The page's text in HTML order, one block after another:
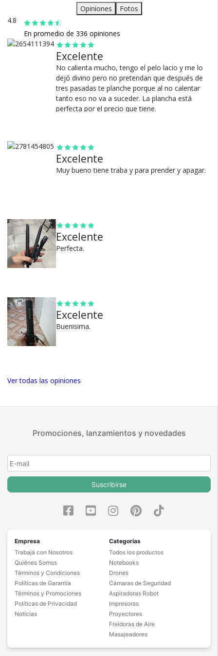
Opiniones
Fotos
4.8
En promedio de 336 opiniones
Excelente
No calienta mucho, tengo el pelo lacio y me lo
dejó divino pero no pretendan que después de
tres pasadas te planche porque al no calentar
tanto eso no va a suceder. La plancha está
perfecta por el precio que tiene.
Excelente
Muy bueno tiene traba y para prender y apagar.
Excelente
Perfecta.
Excelente
Buenisima.
Ver todas las opiniones
Cambios y Devoluciones
Te damos 30 días de prueba.
Si no es lo que esperabas, te devolvemos tu
100% de calificaciones
Más de 15.000 comentarios
positivos en todos nuestros
productos.
Promociones, lanzamientos y novedades
Suscribirse
Empresa
Trabajá con Nosotros
Quiénes Somos
Términos y Condiciones
Políticas de Garantía
Términos y Promociones
Políticas de Privacidad
Noticias
Categorías
Todos los productos
Notebooks
Drones
Cámaras de Seguridad
Aspiradoras Robot
Impresoras
Proyectores
Freidoras de Aire
Masajeadores